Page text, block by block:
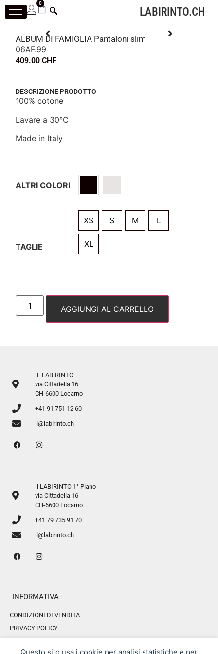
Questo sito usa i cookie per analisi statistiche e per
0
LABIRINTO.CH
ALBUM DI FAMIGLIA Pantaloni slim
06AF.99
409.00 CHF
DESCRIZIONE PRODOTTO
100% cotone
Lavare a 30°C
Made in Italy
ALTRI COLORI
TAGLIE
XS S M L
XL
AGGIUNGI AL CARRELLO
IL LABIRINTO
via Cittadella 16
CH-6600 Locarno
+41 91 751 12 60
il@labirinto.ch
Il LABIRINTO 1° Piano
via Cittadella 16
CH-6600 Locarno
+41 79 735 91 70
il@labirinto.ch
INFORMATIVA
CONDIZIONI DI VENDITA
PRIVACY POLICY